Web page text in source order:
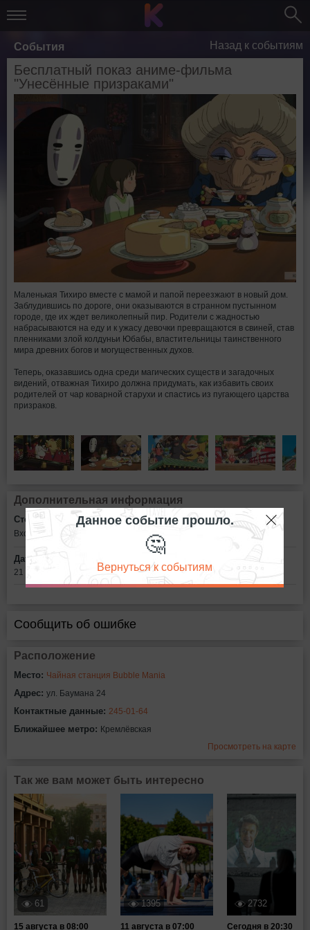
События Назад к событиям
Бесплатный показ аниме-фильма
"Унесённые призраками"
Маленькая Тихиро вместе с мамой и папой переезжают в новый дом.
Заблудившись по дороге, они оказываются в странном пустынном
городе, где их ждет великолепный пир. Родители с жадностью
набрасываются на еду и к ужасу девочки превращаются в свиней, став
пленниками злой колдуньи Юбабы, властительницы таинственного
мира древних богов и могущественных духов.
Теперь, оказавшись одна среди магических существ и загадочных
видений, отважная Тихиро должна придумать, как избавить своих
родителей от чар коварной старухи и спастись из пугающего царства
призраков.
Дополнительная информация
Стоимость билетов:
Вход свободный
Дата:
21 сентября в 20:00
Сообщить об ошибке
Расположение
Место: Чайная станция Bubble Mania
Адрес: ул. Баумана 24
Контактные данные: 245-01-64
Ближайшее метро: Кремлёвская
Просмотреть на карте
Так же вам может быть интересно
61
15 августа в 08:00
1395
11 августа в 07:00
2732
Сегодня в 20:30
Данное событие прошло.
🤔
Вернуться к событиям